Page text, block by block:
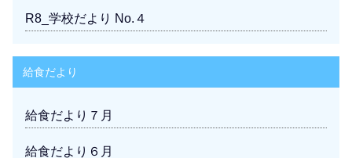
R8_学校だより No.４
給食だより
給食だより７月
給食だより６月